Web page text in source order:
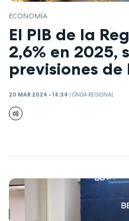
ECONOMÍA
El PIB de la
2,6% en 2025,
previsiones de
20 MAR 2024 - 14:34 ONDA REGIONAL